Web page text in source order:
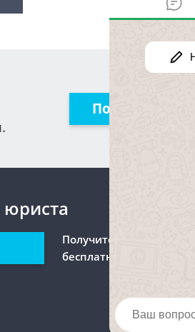
Получить
юриста
Получите консультацию
бесплатно